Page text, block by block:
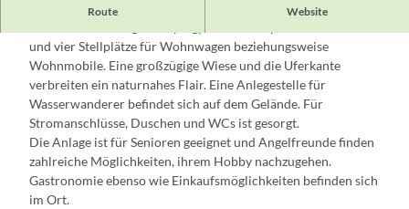
Route Website
Direkt am Föstersee und der Alten Oder gelegen, bietet der
und vier Stellplätze für Wohnwagen beziehungsweise
Wohnmobile. Eine großzügige Wiese und die Uferkante
verbreiten ein naturnahes Flair. Eine Anlegestelle für
Wasserwanderer befindet sich auf dem Gelände. Für
Stromanschlüsse, Duschen und WCs ist gesorgt.
Die Anlage ist für Senioren geeignet und Angelfreunde finden
zahlreiche Möglichkeiten, ihrem Hobby nachzugehen.
Gastronomie ebenso wie Einkaufsmöglichkeiten befinden sich
im Ort.